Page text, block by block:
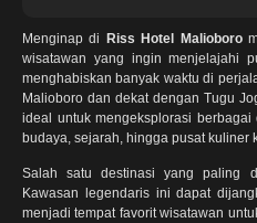
Menginap di Riss Hotel Malioboro
wisatawan yang ingin menjelajahi
menghabiskan banyak waktu di
Malioboro dan dekat dengan Tugu
ideal untuk mengeksplorasi
budaya, sejarah, hingga pusat kuliner
Salah satu destinasi yang paling
Kawasan legendaris ini dapat
menjadi tempat favorit wisatawan